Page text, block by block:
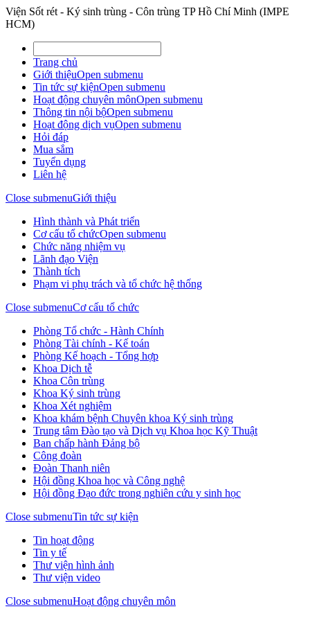
Viện Sốt rét - Ký sinh trùng - Côn trùng TP Hồ Chí Minh (IMPE
HCM)
Trang chủ
Giới thiệuOpen submenu
Tin tức sự kiệnOpen submenu
Hoạt động chuyên mônOpen submenu
Thông tin nội bộOpen submenu
Hoạt động dịch vụOpen submenu
Hỏi đáp
Mua sắm
Tuyển dụng
Liên hệ
Close submenuGiới thiệu
Hình thành và Phát triển
Cơ cấu tổ chứcOpen submenu
Chức năng nhiệm vụ
Lãnh đạo Viện
Thành tích
Phạm vi phụ trách và tổ chức hệ thống
Close submenuCơ cấu tổ chức
Phòng Tổ chức - Hành Chính
Phòng Tài chính - Kế toán
Phòng Kế hoạch - Tổng hợp
Khoa Dịch tễ
Khoa Côn trùng
Khoa Ký sinh trùng
Khoa Xét nghiệm
Khoa khám bệnh Chuyên khoa Ký sinh trùng
Trung tâm Đào tạo và Dịch vụ Khoa học Kỹ Thuật
Ban chấp hành Đảng bộ
Công đoàn
Đoàn Thanh niên
Hội đồng Khoa học và Công nghệ
Hội đồng Đạo đức trong nghiên cứu y sinh học
Close submenuTin tức sự kiện
Tin hoạt động
Tin y tế
Thư viện hình ảnh
Thư viện video
Close submenuHoạt động chuyên môn